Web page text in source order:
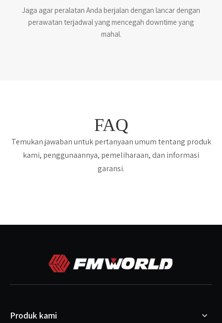
Jaga agar peralatan Anda berjalan dengan lancar dengan
perawatan terjadwal yang mencegah downtime yang
mahal.
FAQ
Temukan jawaban untuk pertanyaan umum tentang produk
kami, penggunaannya, pemeliharaan, dan informasi
garansi.
Produk kami